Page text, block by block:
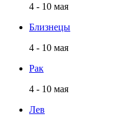
4 - 10 мая
Близнецы
4 - 10 мая
Рак
4 - 10 мая
Лев